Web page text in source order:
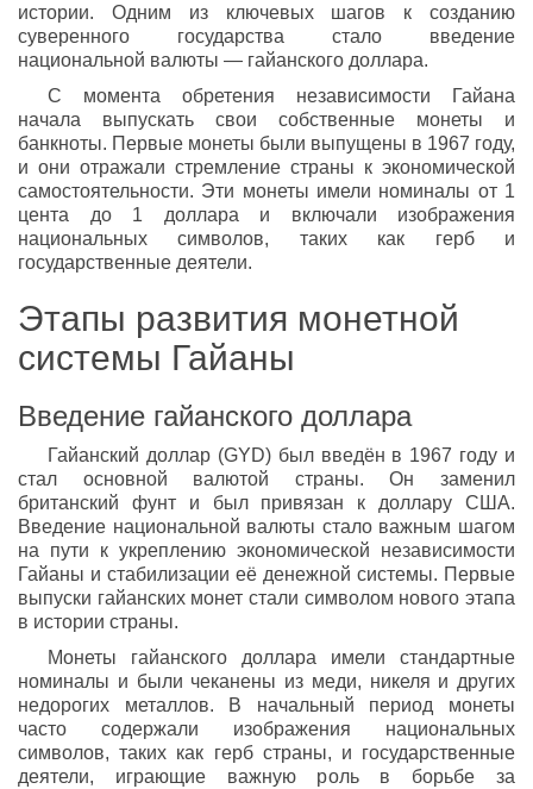
истории. Одним из ключевых шагов к созданию
суверенного государства стало введение
национальной валюты — гайанского доллара.
С момента обретения независимости Гайана
начала выпускать свои собственные монеты и
банкноты. Первые монеты были выпущены в 1967 году,
и они отражали стремление страны к экономической
самостоятельности. Эти монеты имели номиналы от 1
цента до 1 доллара и включали изображения
национальных символов, таких как герб и
государственные деятели.
Этапы развития монетной
системы Гайаны
Введение гайанского доллара
Гайанский доллар (GYD) был введён в 1967 году и
стал основной валютой страны. Он заменил
британский фунт и был привязан к доллару США.
Введение национальной валюты стало важным шагом
на пути к укреплению экономической независимости
Гайаны и стабилизации её денежной системы. Первые
выпуски гайанских монет стали символом нового этапа
в истории страны.
Монеты гайанского доллара имели стандартные
номиналы и были чеканены из меди, никеля и других
недорогих металлов. В начальный период монеты
часто содержали изображения национальных
символов, таких как герб страны, и государственные
деятели, играющие важную роль в борьбе за